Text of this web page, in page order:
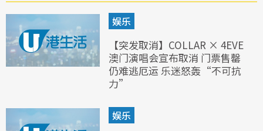
娱乐
【突发取消】COLLAR × 4EVE
澳门演唱会宣布取消 门票售罄
仍难逃厄运 乐迷怒轰“不可抗
力”
娱乐